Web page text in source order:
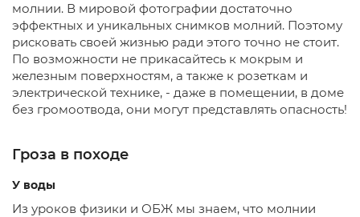
молнии. В мировой фотографии достаточно
эффектных и уникальных снимков молний. Поэтому
рисковать своей жизнью ради этого точно не стоит.
По возможности не прикасайтесь к мокрым и
железным поверхностям, а также к розеткам и
электрической технике, - даже в помещении, в доме
без громоотвода, они могут представлять опасность!
Гроза в походе
У воды
Из уроков физики и ОБЖ мы знаем, что молнии